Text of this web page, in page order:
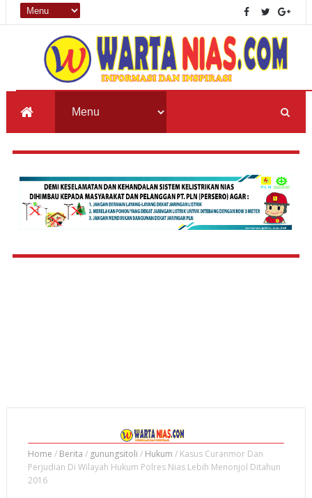
Home / Berita / gunungsitoli / Hukum / Kasus Curanmor Dan
Perjudian Di Wilayah Hukum Polres Nias Lebih Menonjol Ditahun
2016